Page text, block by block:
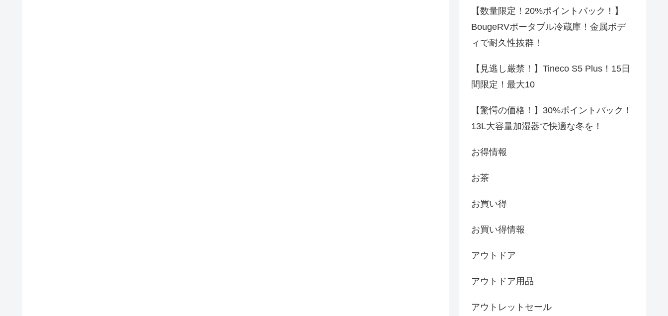
【数量限定！20%ポイントバック！】
BougeRVポータブル冷蔵庫！金属ボデ
ィで耐久性抜群！
【見逃し厳禁！】Tineco S5 Plus！15日
間限定！最大10
【驚愕の価格！】30%ポイントバック！
13L大容量加湿器で快適な冬を！
お得情報
お茶
お買い得
お買い得情報
アウトドア
アウトドア用品
アウトレットセール